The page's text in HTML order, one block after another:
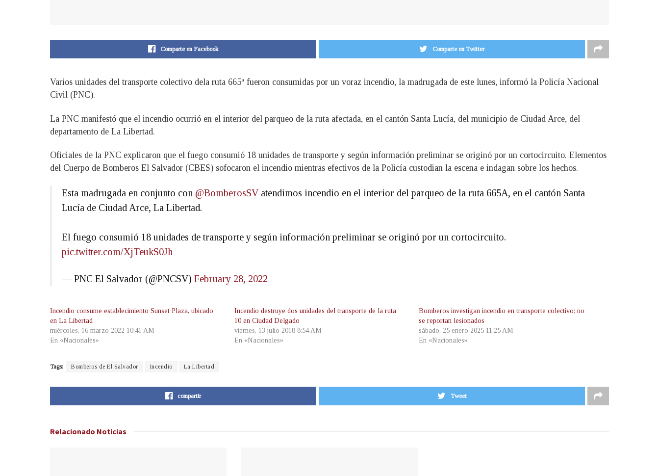
Comparte en Facebook Comparte en Twitter
Varios unidades del transporte colectivo dela ruta 665ª fueron consumidas por un voraz incendio, la madrugada de este lunes, informó la Policía Nacional
Civil (PNC).
La PNC manifestó que el incendio ocurrió en el interior del parqueo de la ruta afectada, en el cantón Santa Lucía, del municipio de Ciudad Arce, del
departamento de La Libertad.
Oficiales de la PNC explicaron que el fuego consumió 18 unidades de transporte y según información preliminar se originó por un cortocircuito. Elementos
del Cuerpo de Bomberos El Salvador (CBES) sofocaron el incendio mientras efectivos de la Policía custodian la escena e indagan sobre los hechos.
Esta madrugada en conjunto con @BomberosSVatendimos incendio en el interior del parqueo de la ruta 665A, en el cantón Santa
Lucía de Ciudad Arce, La Libertad.
El fuego consumió 18 unidades de transporte y según información preliminar se originó por un cortocircuito.
pic.twitter.com/XjTeukS0Jh
— PNC El Salvador (@PNCSV) February 28, 2022
Incendio consume establecimiento Sunset Plaza, ubicado
en La Libertad
miércoles, 16 marzo 2022 10:41 AM
En «Nacionales»
Incendio destruye dos unidades del transporte de la ruta
10 en Ciudad Delgado
viernes, 13 julio 2018 8:54 AM
En «Nacionales»
Bomberos investigan incendio en transporte colectivo; no
se reportan lesionados
sábado, 25 enero 2025 11:25 AM
En «Nacionales»
Tags: Bomberos de El Salvador Incendio La Libertad
compartir Tweet
Relacionado Noticias